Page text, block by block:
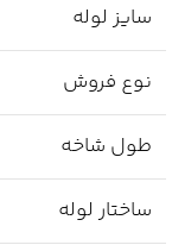
سایز لوله
نوع فروش
طول شاخه
ساختار لوله